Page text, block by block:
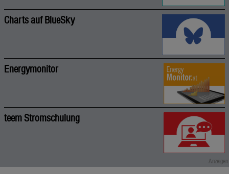
Charts auf BlueSky
Energymonitor
teem Stromschulung